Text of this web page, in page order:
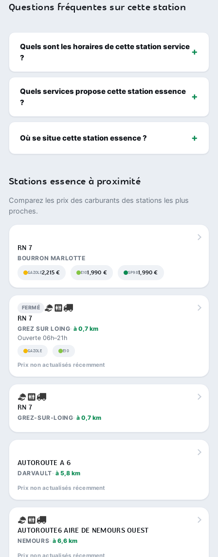
Questions fréquentes sur cette station
Quels sont les horaires de cette station service
?
Quels services propose cette station essence
?
Où se situe cette station essence ?
Stations essence à proximité
Comparez les prix des carburants des stations les plus
proches.
RN 7
BOURRON MARLOTTE
GAZOLE2,215 € E101,990 € SP981,990 €
FERMÉ
RN 7
GREZ SUR LOING à 0,7 km
Ouverte 06h–21h
GAZOLE E10
Prix non actualisés récemment
RN 7
GREZ-SUR-LOING à 0,7 km
AUTOROUTE A 6
DARVAULT à 5,8 km
Prix non actualisés récemment
AUTOROUTE6 AIRE DE NEMOURS OUEST
NEMOURS à 6,6 km
Prix non actualisés récemment